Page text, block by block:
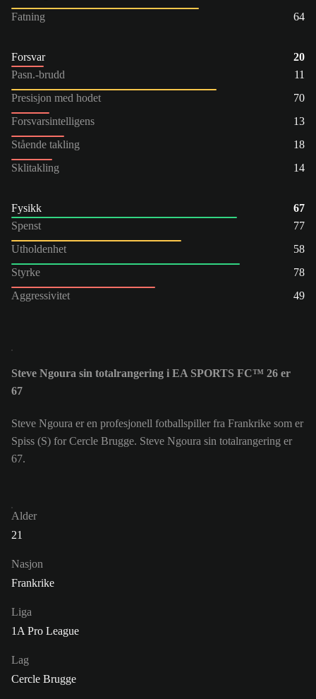
Fatning
64
Forsvar
20
Pasn.-brudd
11
Presisjon med hodet
70
Forsvarsintelligens
13
Stående takling
18
Sklitakling
14
Fysikk
67
Spenst
77
Utholdenhet
58
Styrke
78
Aggressivitet
49
Steve Ngoura sin totalrangering i EA SPORTS FC™ 26 er
67
Steve Ngoura er en profesjonell fotballspiller fra Frankrike som er
Spiss (S) for Cercle Brugge. Steve Ngoura sin totalrangering er
67.
Alder
21
Nasjon
Frankrike
Liga
1A Pro League
Lag
Cercle Brugge